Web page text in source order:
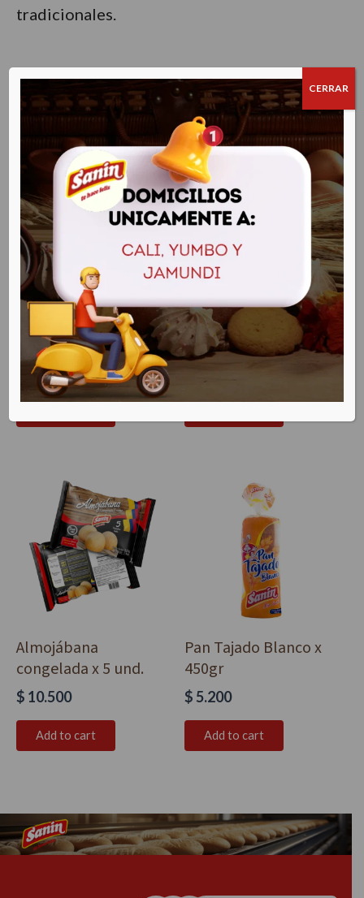
tradicionales.
Related products
Buñuelo congelada x
6 und.
10.500
Tostaditas con
chocolate x10
4.800
Almojábana
congelada x 5 und.
$ 10.500
Add to cart
Pan Tajado Blanco x
450gr
$5.200
Add to cart
CERRAR